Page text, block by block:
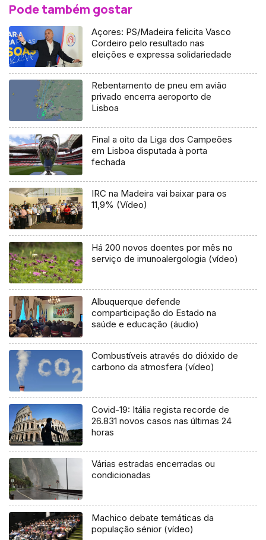
Pode também gostar
Açores: PS/Madeira felicita Vasco
Cordeiro pelo resultado nas
eleições e expressa solidariedade
Rebentamento de pneu em avião
privado encerra aeroporto de
Lisboa
Final a oito da Liga dos Campeões
em Lisboa disputada à porta
fechada
IRC na Madeira vai baixar para os
11,9% (Vídeo)
Há 200 novos doentes por mês no
serviço de imunoalergologia (vídeo)
Albuquerque defende
comparticipação do Estado na
saúde e educação (áudio)
Combustíveis através do dióxido de
carbono da atmosfera (vídeo)
Covid-19: Itália regista recorde de
26.831 novos casos nas últimas 24
horas
Várias estradas encerradas ou
condicionadas
Machico debate temáticas da
população sénior (vídeo)